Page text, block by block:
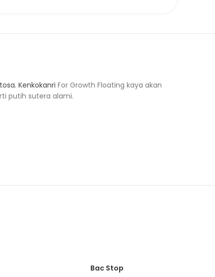
Kenkokanri For Growth Floating kaya akan
putih sutera alami.
Bac Stop